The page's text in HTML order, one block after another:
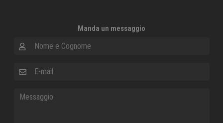
Manda un messaggio